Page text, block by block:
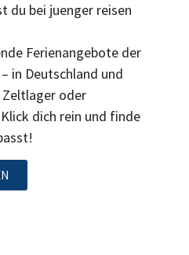
du bei juenger reisen
Ferienangebote der
in Deutschland und
Zeltlager oder
dich rein und finde